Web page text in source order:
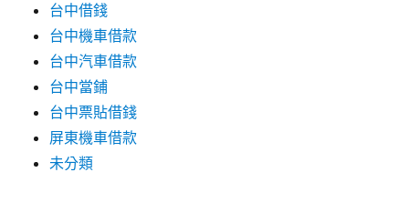
台中借錢
台中機車借款
台中汽車借款
台中當鋪
台中票貼借錢
屏東機車借款
未分類